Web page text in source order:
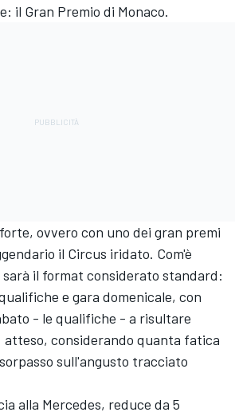
il Gran Premio di Monaco.
ovvero con uno dei gran premi
il Circus iridato. Com'è
sarà il format considerato standard:
e gara domenicale, con
- le qualifiche - a risultare
atteso, considerando quanta fatica
sull'angusto tracciato
alla Mercedes, reduce da 5